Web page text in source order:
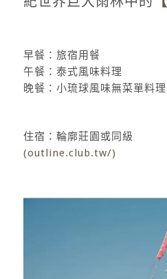
早餐：旅宿用餐
午餐：泰式風味料理
晚餐：小琉球風味無菜單料理
住宿：輪廓莊園或同級
(outline.club.tw/)